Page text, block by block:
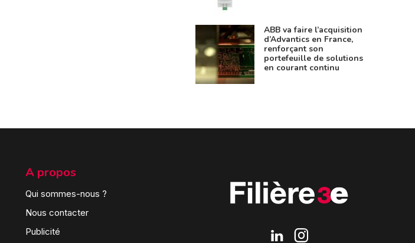
ABB va faire l’acquisition
d’Advantics en France,
renforçant son
portefeuille de solutions
en courant continu
A propos
Qui sommes-nous ?
Nous contacter
Publicité